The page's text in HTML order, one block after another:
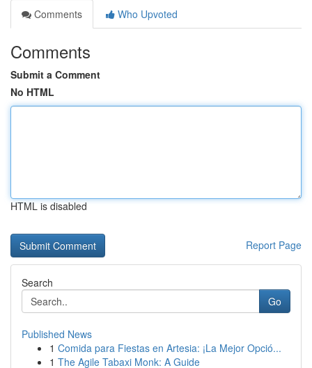
Comments
Who Upvoted
Comments
Submit a Comment
No HTML
HTML is disabled
Report Page
Search
Go
Published News
1 Comida para Fiestas en Artesia: ¡La Mejor Opció...
1 The Agile Tabaxi Monk: A Guide